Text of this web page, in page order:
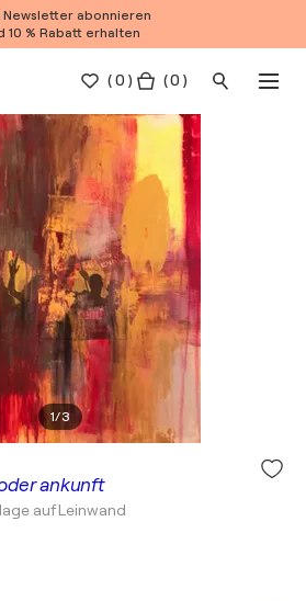
abonnieren
10 % Rabatt erhalten
(0 ) ( 0 )
1/3
ankunft
auf Leinwand